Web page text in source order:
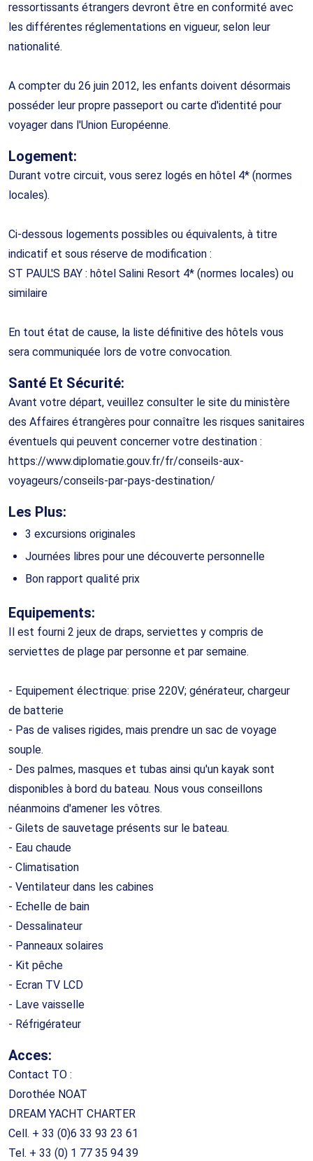
ressortissants étrangers devront être en conformité avec
les différentes réglementations en vigueur, selon leur
nationalité.
A compter du 26 juin 2012, les enfants doivent désormais
posséder leur propre passeport ou carte d'identité pour
voyager dans l'Union Européenne.
Logement:
Durant votre circuit, vous serez logés en hôtel 4* (normes
locales).
Ci-dessous logements possibles ou équivalents, à titre
indicatif et sous réserve de modification :
ST PAUL'S BAY : hôtel Salini Resort 4* (normes locales) ou
similaire
En tout état de cause, la liste définitive des hôtels vous
sera communiquée lors de votre convocation.
Santé Et Sécurité:
Avant votre départ, veuillez consulter le site du ministère
des Affaires étrangères pour connaître les risques sanitaires
éventuels qui peuvent concerner votre destination :
https://www.diplomatie.gouv.fr/fr/conseils-aux-
voyageurs/conseils-par-pays-destination/
Les Plus:
3 excursions originales
Journées libres pour une découverte personnelle
Bon rapport qualité prix
Equipements:
Il est fourni 2 jeux de draps, serviettes y compris de
serviettes de plage par personne et par semaine.
- Equipement électrique: prise 220V; générateur, chargeur
de batterie
- Pas de valises rigides, mais prendre un sac de voyage
souple.
- Des palmes, masques et tubas ainsi qu'un kayak sont
disponibles à bord du bateau. Nous vous conseillons
néanmoins d'amener les vôtres.
- Gilets de sauvetage présents sur le bateau.
- Eau chaude
- Climatisation
- Ventilateur dans les cabines
- Echelle de bain
- Dessalinateur
- Panneaux solaires
- Kit pêche
- Ecran TV LCD
- Lave vaisselle
- Réfrigérateur
Acces:
Contact TO :
Dorothée NOAT
DREAM YACHT CHARTER
Cell. + 33 (0)6 33 93 23 61
Tel. + 33 (0) 1 77 35 94 39